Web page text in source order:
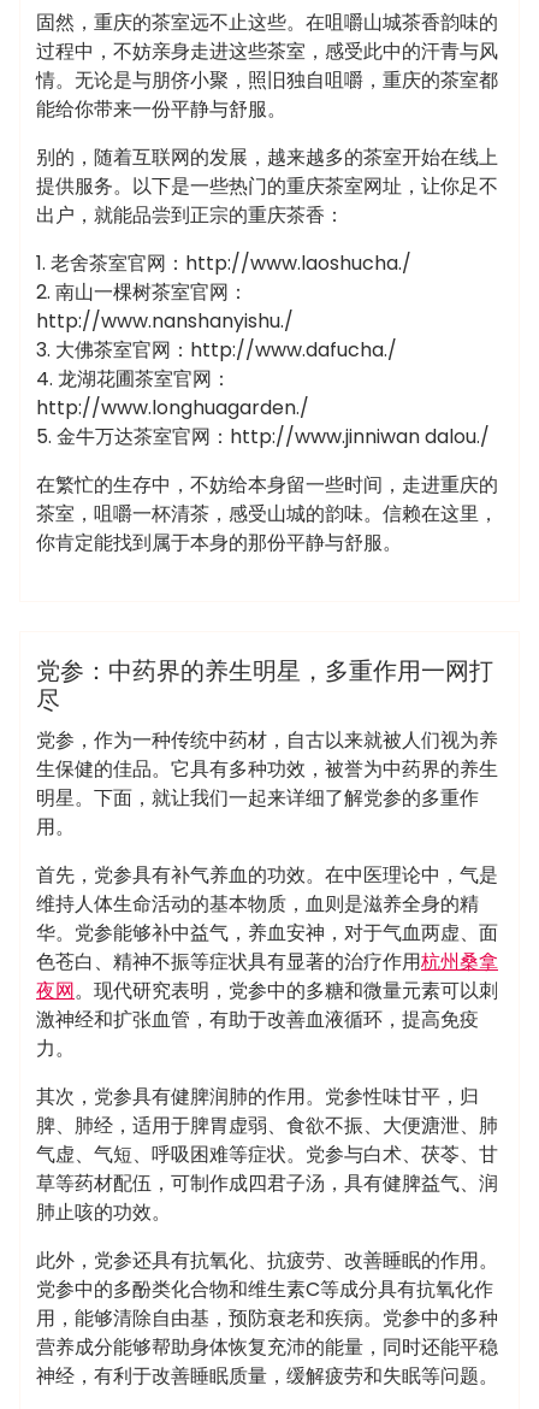
固然，重庆的茶室远不止这些。在咀嚼山城茶香韵味的
过程中，不妨亲身走进这些茶室，感受此中的汗青与风
情。无论是与朋侪小聚，照旧独自咀嚼，重庆的茶室都
能给你带来一份平静与舒服。
别的，随着互联网的发展，越来越多的茶室开始在线上
提供服务。以下是一些热门的重庆茶室网址，让你足不
出户，就能品尝到正宗的重庆茶香：
1. 老舍茶室官网：http://www.laoshucha./
2. 南山一棵树茶室官网：
http://www.nanshanyishu./
3. 大佛茶室官网：http://www.dafucha./
4. 龙湖花圃茶室官网：
http://www.longhuagarden./
5. 金牛万达茶室官网：http://www.jinniwan dalou./
在繁忙的生存中，不妨给本身留一些时间，走进重庆的
茶室，咀嚼一杯清茶，感受山城的韵味。信赖在这里，
你肯定能找到属于本身的那份平静与舒服。
洗浴休闲会所
党参：中药界的养生明星，多重作用一网打
尽
党参，作为一种传统中药材，自古以来就被人们视为养
生保健的佳品。它具有多种功效，被誉为中药界的养生
明星。下面，就让我们一起来详细了解党参的多重作
用。
首先，党参具有补气养血的功效。在中医理论中，气是
维持人体生命活动的基本物质，血则是滋养全身的精
华。党参能够补中益气，养血安神，对于气血两虚、面
色苍白、精神不振等症状具有显著的治疗作用杭州桑拿
夜网。现代研究表明，党参中的多糖和微量元素可以刺
激神经和扩张血管，有助于改善血液循环，提高免疫
力。
其次，党参具有健脾润肺的作用。党参性味甘平，归
脾、肺经，适用于脾胃虚弱、食欲不振、大便溏泄、肺
气虚、气短、呼吸困难等症状。党参与白术、茯苓、甘
草等药材配伍，可制作成四君子汤，具有健脾益气、润
肺止咳的功效。
此外，党参还具有抗氧化、抗疲劳、改善睡眠的作用。
党参中的多酚类化合物和维生素C等成分具有抗氧化作
用，能够清除自由基，预防衰老和疾病。党参中的多种
营养成分能够帮助身体恢复充沛的能量，同时还能平稳
神经，有利于改善睡眠质量，缓解疲劳和失眠等问题。